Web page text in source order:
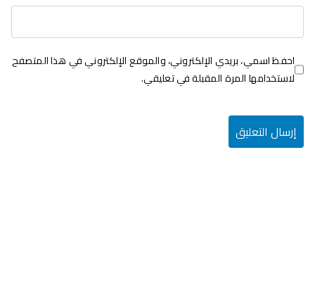
احفظ اسمي، بريدي الإلكتروني، والموقع الإلكتروني في هذا المتصفح
لاستخدامها المرة المقبلة في تعليقي.